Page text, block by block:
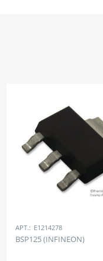
АРТ.: E1214278
BSP125 (INFINEON)